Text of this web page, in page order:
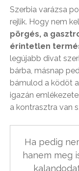
Szerbia varázsa
rejlik. Hogy nem
pörgés, a
érintetlen
legújabb divat
bárba, másnap
bámulod a ködöt
igazán
a kontrasztra van
Ha pedig
hanem meg